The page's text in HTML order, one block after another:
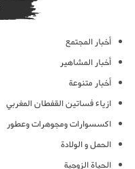
أخبار المجتمع
أخبار المشاهير
أخبار متنوعة
ازياء فساتين القفطان المغربي
اكسسوارات ومجوهرات وعطور
الحمل و الولادة
الحياة الزوجية